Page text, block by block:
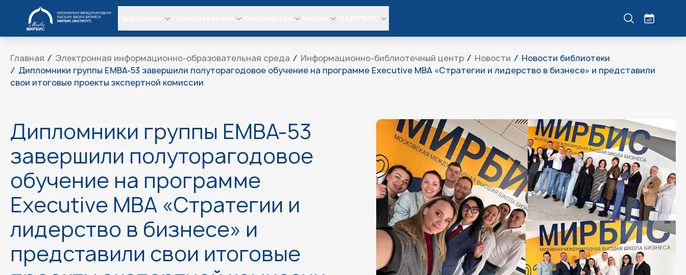
МИРБИС
Главная Электронная информационно-образовательная среда Информационно-библиотечный центр Новости
Новости библиотеки
Дипломники группы EMBA-53 завершили полуторагодовое обучение на программе Executive MBA «Стратегии и лидерство в бизнесе» и представили
свои итоговые проекты экспертной комиссии
Дипломники группы EMBA-53
завершили полуторагодовое
обучение на программе
Executive MBA «Стратегии и
лидерство в бизнесе» и
представили свои итоговые